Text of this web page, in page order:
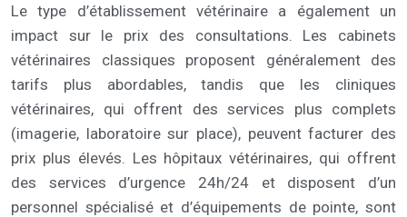
Le type d’établissement vétérinaire a également un
impact sur le prix des consultations. Les cabinets
vétérinaires classiques proposent généralement des
tarifs plus abordables, tandis que les cliniques
vétérinaires, qui offrent des services plus complets
(imagerie, laboratoire sur place), peuvent facturer des
prix plus élevés. Les hôpitaux vétérinaires, qui offrent
des services d’urgence 24h/24 et disposent d’un
personnel spécialisé et d’équipements de pointe, sont